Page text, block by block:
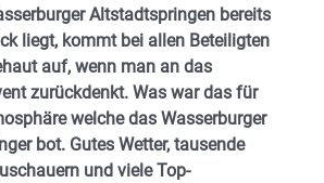
Altstadtspringen bereits
liegt, kommt bei allen Beteiligten
auf, wenn man an das
zurückdenkt. Was war das für
welche das Wasserburger
bot. Gutes Wetter, tausende
und viele Top-